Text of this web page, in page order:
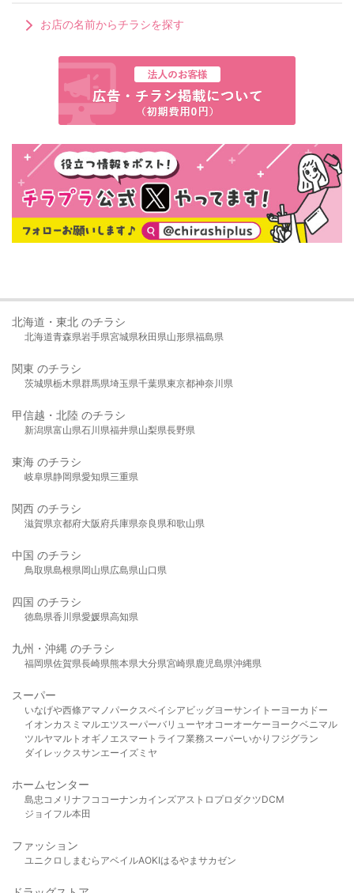
お店の名前からチラシを探す
北海道・東北 のチラシ
北海道青森県岩手県宮城県秋田県山形県福島県
関東 のチラシ
茨城県栃木県群馬県埼玉県千葉県東京都神奈川県
甲信越・北陸 のチラシ
新潟県富山県石川県福井県山梨県長野県
東海 のチラシ
岐阜県静岡県愛知県三重県
関西 のチラシ
滋賀県京都府大阪府兵庫県奈良県和歌山県
中国 のチラシ
鳥取県島根県岡山県広島県山口県
四国 のチラシ
徳島県香川県愛媛県高知県
九州・沖縄 のチラシ
福岡県佐賀県長崎県熊本県大分県宮崎県鹿児島県沖縄県
スーパー
いなげや西條アマノパークスベイシア ビッグヨーサンイトーヨーカドー
イオンカスミ マルエツスーパーバリューヤオコーオーケー ヨークベニマル
ツルヤマルト オギノ エスマート ライフ業務スーパーいかり フジグラン
ダイレックスサンエーイズミヤ
ホームセンター
島忠 コメリ ナフコ コーナンカインズアストロプロダクツDCM
ジョイフル本田
ファッション
ユニクロ しまむら アベイルAOKIはるやま サカゼン